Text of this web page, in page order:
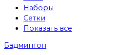
Наборы
Сетки
Показать все
Бадминтон